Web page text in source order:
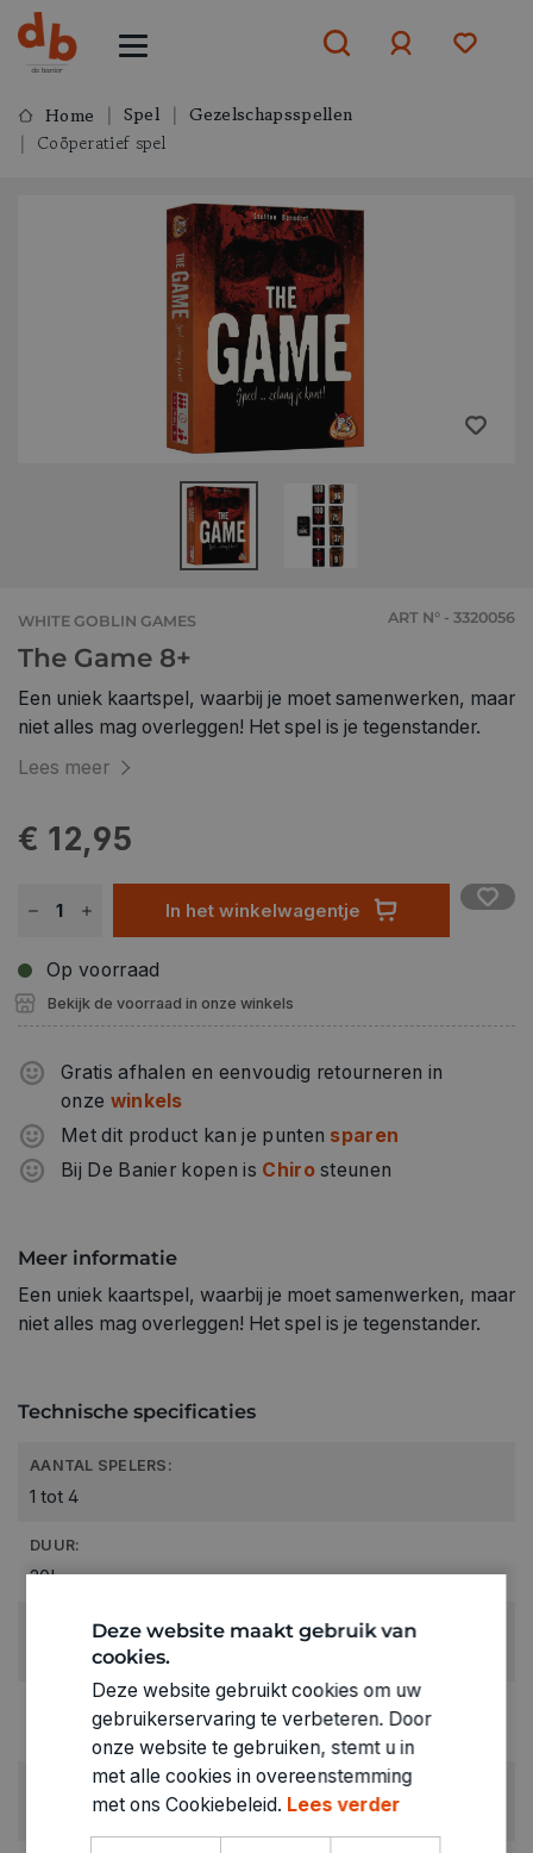
ofaanmelden
Home Spel
Gezelschapsspellen
Coöperatief spel
WHITE GOBLIN GAMES ART N° - 3320056
The Game 8+
Een uniek kaartspel, waarbij je moet samenwerken, maar
niet alles mag overleggen! Het spel is je tegenstander.
Lees meer
€ 12,95
In het winkelwagentje
Op voorraad
Bekijk de voorraad in onze winkels
Gratis afhalen en eenvoudig retourneren in
onze winkels
Met dit product kan je punten sparen
Bij De Banier kopen is Chirosteunen
Meer informatie
Een uniek kaartspel, waarbij je moet samenwerken, maar
niet alles mag overleggen! Het spel is je tegenstander.
Technische specificaties
AANTAL SPELERS:
1 tot 4
DUUR:
20'
LEEFTIJD VANAF:
Gezelschapspel kinderen (6 - 12 jaar)
GEWICHT
Deze website maakt gebruik van
cookies.
Deze website gebruikt cookies om uw
gebruikerservaring te verbeteren. Door
onze website te gebruiken, stemt u in
met alle cookies in overeenstemming
met ons Cookiebeleid. Lees verder